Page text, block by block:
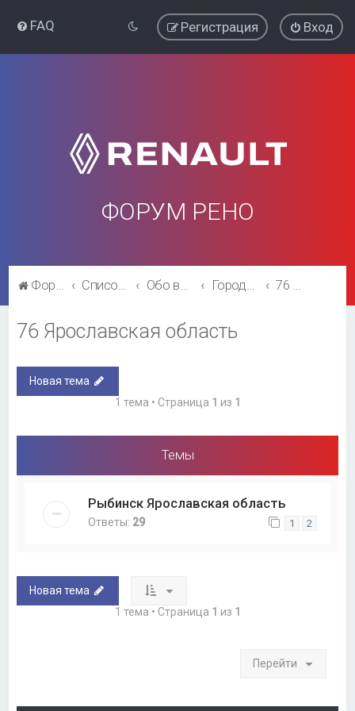
FAQ Вход
Регистрация
ФОРУМ РЕНО
Форум Рено Список форумов Обо всём остальном Города и регионы. 76 Ярославская область
76 Ярославская область
Новая тема
1 тема • Страница 1 из 1
Темы
Рыбинск Ярославская область
Ответы: 29 1 2
Новая тема
1 тема • Страница 1 из 1
Перейти